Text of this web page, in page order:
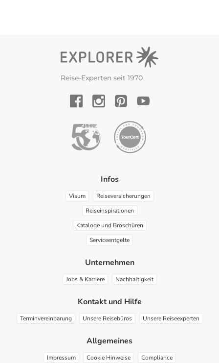
Reise-Experten seit 1970
Infos
Visum
Reiseversicherungen
Reiseinspirationen
Kataloge und Broschüren
Serviceentgelte
Unternehmen
Jobs & Karriere Nachhaltigkeit
Kontakt und Hilfe
Terminvereinbarung Unsere Reisebüros Unsere Reiseexperten
Allgemeines
Impressum Cookie Hinweise Compliance